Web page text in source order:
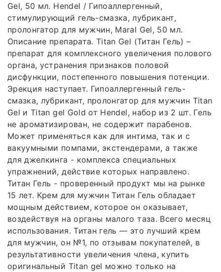
Gel, 50 мл. Hendel / Гипоаллергенный,
стимулирующий гель-смазка, лубрикант,
пролонгатор для мужчин, Maral Gel, 50 мл.
Описание препарата. Titan Gel (Титан Гель) –
препарат для комплексного увеличения полового
органа, устранения признаков половой
дисфункции, постепенного повышения потенции.
Эрекция наступает. Гипоаллергенный гель-
смазка, лубрикант, пролонгатор для мужчин Titan
Gel и Titan gel Gold от Hendel, набор из 2 шт. Гель
не ароматизирован, не содержит парабенов.
Может применяться как для интима, так и с
вакуумными помпами, экстендерами, а также
для джелкинга - комплекса специальных
упражнений, действие которых направлено.
Титан Гель - проверенный продукт мы на рынке
15 лет. Крем для мужчин Титан Гель обладает
мощным действием, которое он оказывает,
воздействуя на органы малого таза. Всего месяц
использования. Титан гель — это лучший крем
для мужчин, он №1, по отзывам покупателей, в
результативности увеличения члена, купить
оригинальный Titan gel можно только на